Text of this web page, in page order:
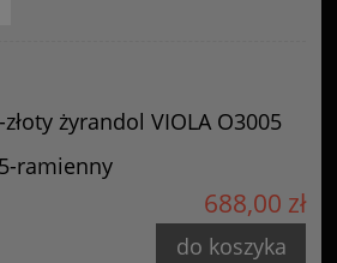
żyrandol VIOLA O3005
ramienny
688,00 zł
do koszyka